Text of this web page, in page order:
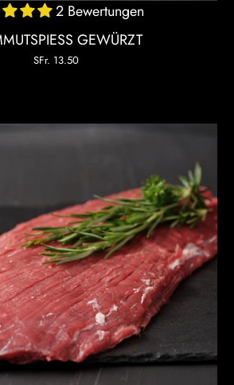
2 Bewertungen
GEWÜRZT
SFr. 13.50